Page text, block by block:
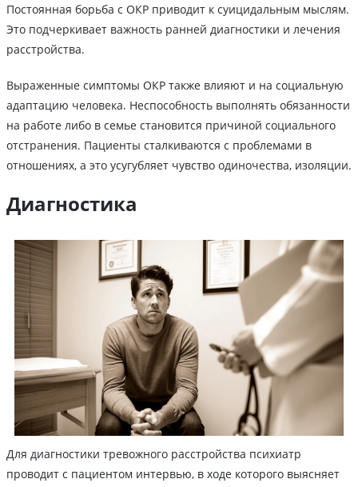
Постоянная борьба с ОКР приводит к суицидальным мыслям.
Это подчеркивает важность ранней диагностики и лечения
расстройства.
Выраженные симптомы ОКР также влияют и на социальную
адаптацию человека. Неспособность выполнять обязанности
на работе либо в семье становится причиной социального
отстранения. Пациенты сталкиваются с проблемами в
отношениях, а это усугубляет чувство одиночества, изоляции.
Диагностика
Для диагностики тревожного расстройства психиатр
проводит с пациентом интервью, в ходе которого выясняет